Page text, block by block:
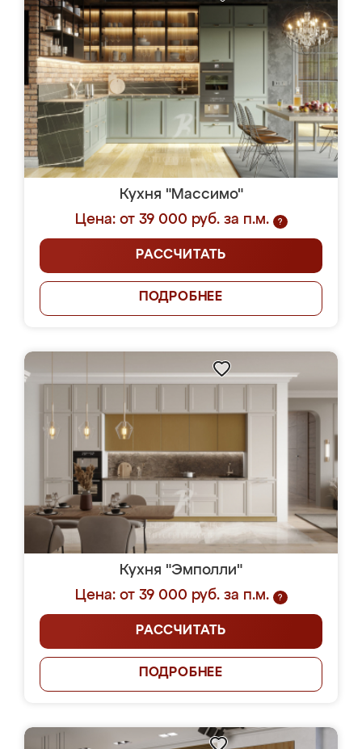
Кухня "Массимо"
Цена: от 39 000 руб. за п.м.
?
РАССЧИТАТЬ
ПОДРОБНЕЕ
Кухня "Эмполли"
Цена: от 39 000 руб. за п.м.
?
РАССЧИТАТЬ
ПОДРОБНЕЕ